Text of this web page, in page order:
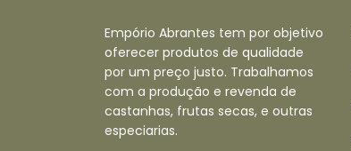
Empório Abrantes tem por objetivo
oferecer produtos de qualidade
por um preço justo. Trabalhamos
com a produção e revenda de
castanhas, frutas secas, e outras
especiarias.